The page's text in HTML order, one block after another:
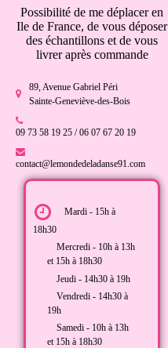
Possibilité de me déplacer en
Ile de France, de vous déposer
des échantillons et de vous
livrer après commande
89, Avenue Gabriel Péri
Sainte-Geneviève-des-Bois
09 73 58 19 25 / 06 07 67 20 19
contact@lemondedeladanse91.com
Mardi - 15h à
18h30
Mercredi - 10h à 13h
et 15h à 18h30
Jeudi - 14h30 à 19h
Vendredi - 14h30 à
19h
Samedi - 10h à 13h
et 15h à 18h30